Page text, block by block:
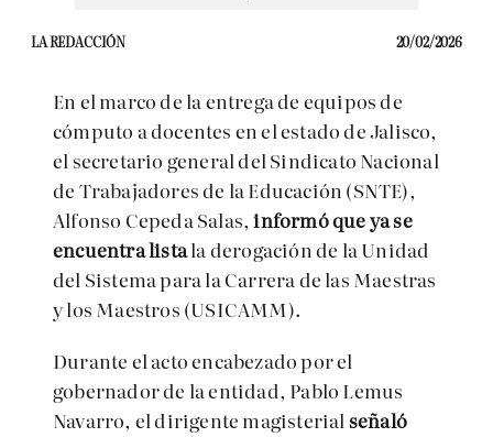
LA REDACCIÓN 20/02/2026
En el marco de la entrega de equipos de
cómputo a docentes en el estado de Jalisco,
el secretario general delSindicato Nacional
de Trabajadores de la Educación (SNTE),
Alfonso Cepeda Salas,informó que ya se
encuentra listala derogación de la Unidad
del Sistema para la Carrera de las Maestras
y los Maestros (USICAMM).
Durante el acto encabezado por el
gobernador de la entidad, Pablo Lemus
Navarro, el dirigente magisterialseñaló